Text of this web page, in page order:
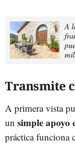
A
Transmite
A primera vista
un simple apoyo
práctica funciona